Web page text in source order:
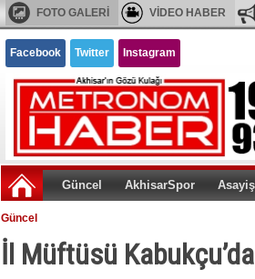
FOTO GALERİ VİDEO HABER
Facebook Twitter Instagram
Güncel AkhisarSpor Asayiş
Güncel
İl Müftüsü